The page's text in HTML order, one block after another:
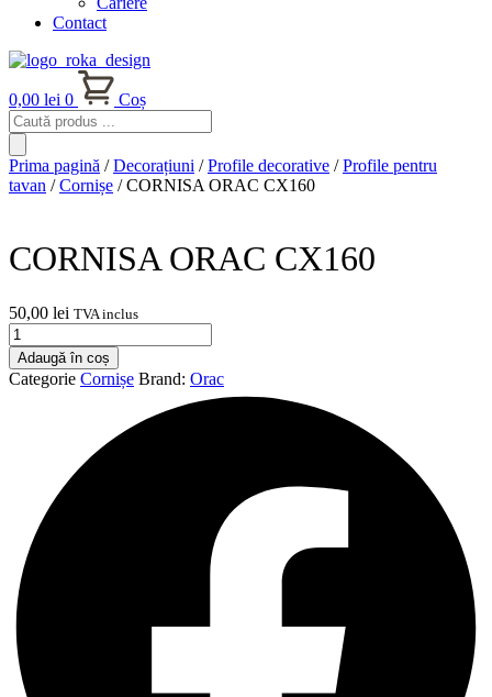
Contact
0,00 lei 0
Coș
Products
search
Prima pagină /Decorațiuni /Profile decorative /Profile pentru
tavan /Cornișe / CORNISA ORAC CX160
CORNISA ORAC CX160
50,00 lei TVA inclus
Cantitate
CORNISA
ORAC
CX160
Adaugă în coș
Categorie Cornișe Brand: Orac